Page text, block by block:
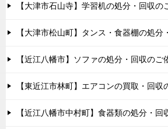
【大津市石山寺】学習机の処分・回収の
【大津市松山町】タンス・食器棚の処分
【近江八幡市】ソファの処分・回収のご
【東近江市林町】エアコンの買取・回収
【近江八幡市中村町】食器類の処分・回